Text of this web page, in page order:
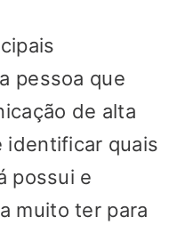
pessoa que
de alta
identificar quais
possui e
muito ter para